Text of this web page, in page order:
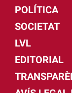
POLÍTICA
SOCIETAT
LVL
EDITORIAL